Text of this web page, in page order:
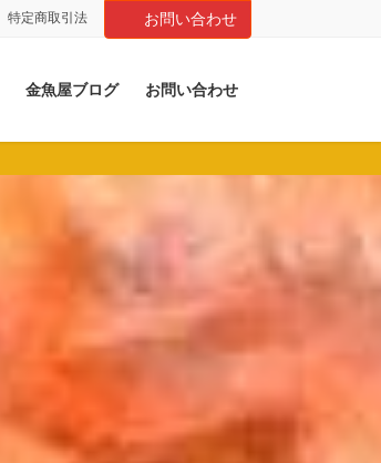
特定商取引法 お問い合わせ
金魚屋ブログ お問い合わせ